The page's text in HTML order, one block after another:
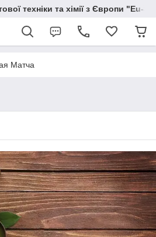
техніки та хімії з Європи "Eu-
Матча